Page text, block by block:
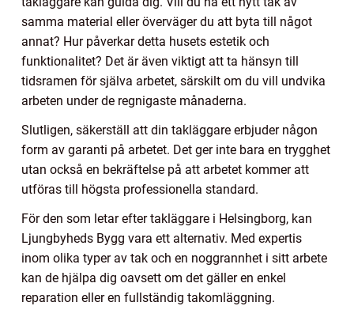
samma material eller överväger du att byta till något
annat? Hur påverkar detta husets estetik och
funktionalitet? Det är även viktigt att ta hänsyn till
tidsramen för själva arbetet, särskilt om du vill undvika
arbeten under de regnigaste månaderna.
Slutligen, säkerställ att din takläggare erbjuder någon
form av garanti på arbetet. Det ger inte bara en trygghet
utan också en bekräftelse på att arbetet kommer att
utföras till högsta professionella standard.
För den som letar efter takläggare i Helsingborg, kan
Ljungbyheds Bygg vara ett alternativ. Med expertis
inom olika typer av tak och en noggrannhet i sitt arbete
kan de hjälpa dig oavsett om det gäller en enkel
reparation eller en fullständig takomläggning.